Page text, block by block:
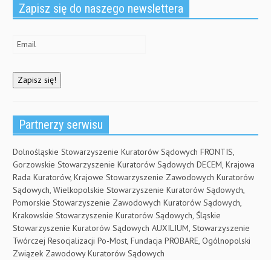
Zapisz się do naszego newslettera
Partnerzy serwisu
Dolnośląskie Stowarzyszenie Kuratorów Sądowych FRONTIS,
Gorzowskie Stowarzyszenie Kuratorów Sądowych DECEM, Krajowa
Rada Kuratorów, Krajowe Stowarzyszenie Zawodowych Kuratorów
Sądowych, Wielkopolskie Stowarzyszenie Kuratorów Sądowych,
Pomorskie Stowarzyszenie Zawodowych Kuratorów Sądowych,
Krakowskie Stowarzyszenie Kuratorów Sądowych, Śląskie
Stowarzyszenie Kuratorów Sądowych AUXILIUM, Stowarzyszenie
Twórczej Resocjalizacji Po-Most, Fundacja PROBARE, Ogólnopolski
Związek Zawodowy Kuratorów Sądowych